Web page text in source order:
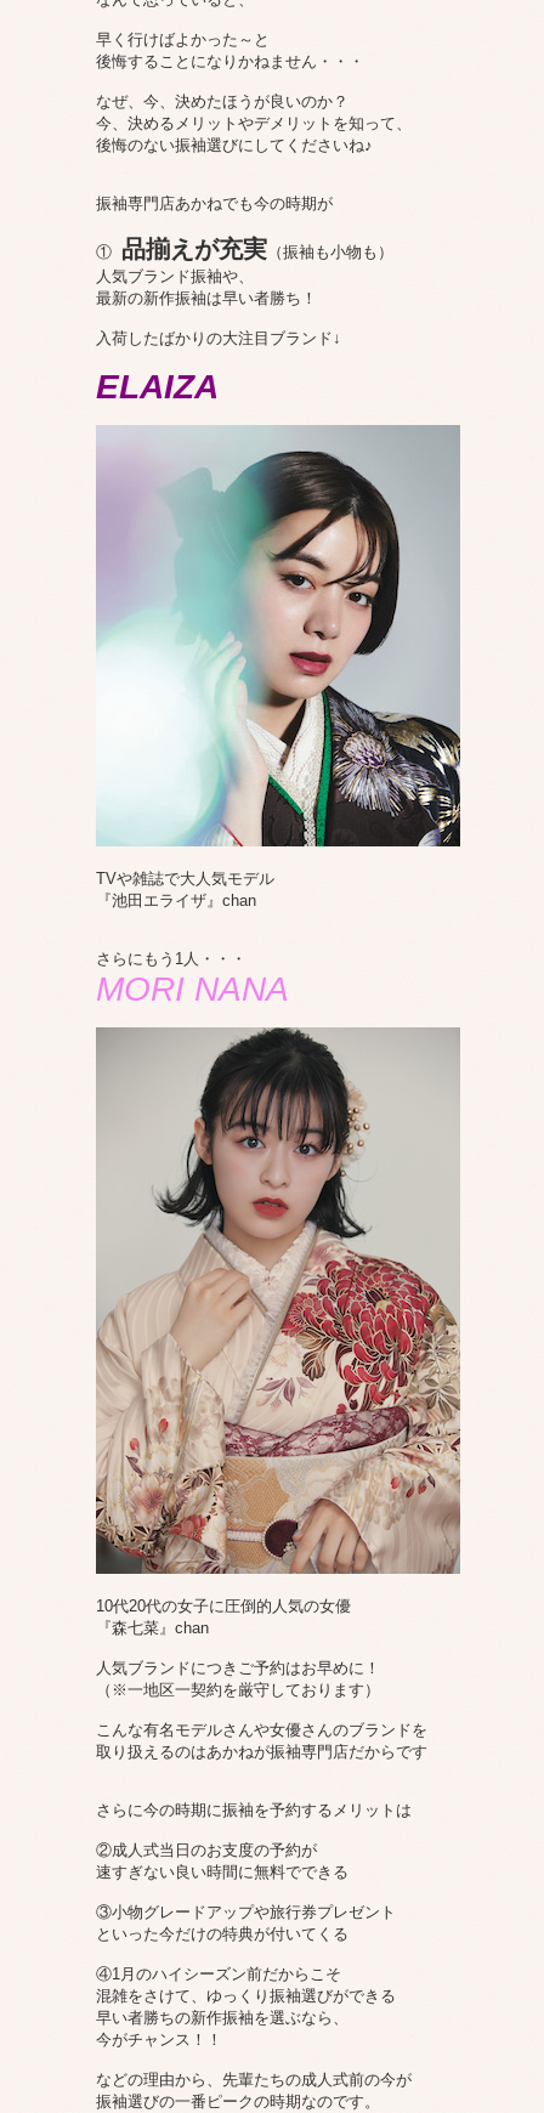
早く行けばよかった～と
後悔することになりかねません・・・
なぜ、今、決めたほうが良いのか？
今、決めるメリットやデメリットを知って、
後悔のない振袖選びにしてくださいね♪
振袖専門店あかねでも今の時期が
① 品揃えが充実 （振袖も小物も）
人気ブランド振袖や、
最新の新作振袖は早い者勝ち！
入荷したばかりの大注目ブランド↓
ELAIZA
TVや雑誌で大人気モデル
『池田エライザ』chan
さらにもう1人・・・
MORI NANA
10代20代の女子に圧倒的人気の女優
『森七菜』chan
人気ブランドにつきご予約はお早めに！
（※一地区一契約を厳守しております）
こんな有名モデルさんや女優さんのブランドを
取り扱えるのはあかねが振袖専門店だからです
さらに今の時期に振袖を予約するメリットは
②成人式当日のお支度の予約が
速すぎない良い時間に無料でできる
③小物グレードアップや旅行券プレゼント
といった今だけの特典が付いてくる
④1月のハイシーズン前だからこそ
混雑をさけて、ゆっくり振袖選びができる
早い者勝ちの新作振袖を選ぶなら、
今がチャンス！！
などの理由から、先輩たちの成人式前の今が
振袖選びの一番ピークの時期なのです。